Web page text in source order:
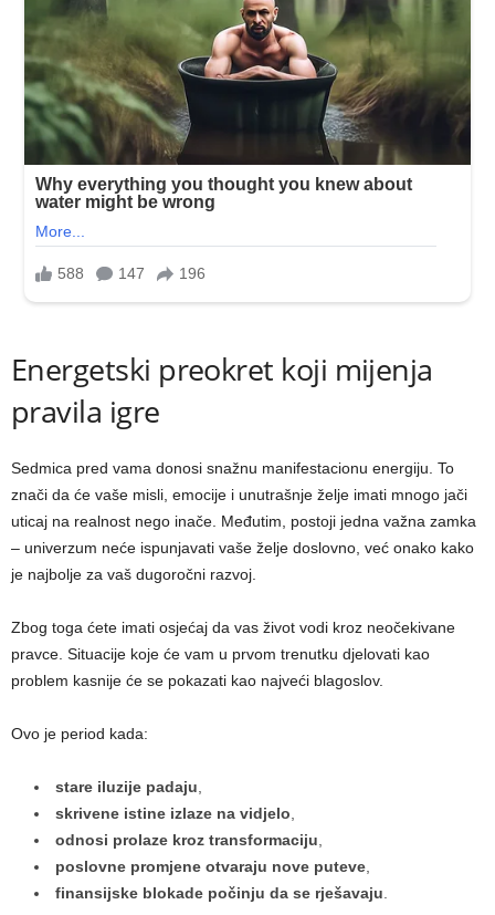
Energetski preokret koji mijenja
pravila igre
Sedmica pred vama donosi snažnu manifestacionu energiju. To
znači da će vaše misli, emocije i unutrašnje želje imati mnogo jači
uticaj na realnost nego inače. Međutim, postoji jedna važna zamka
– univerzum neće ispunjavati vaše želje doslovno, već onako kako
je najbolje za vaš dugoročni razvoj.
Zbog toga ćete imati osjećaj da vas život vodi kroz neočekivane
pravce. Situacije koje će vam u prvom trenutku djelovati kao
problem kasnije će se pokazati kao najveći blagoslov.
Ovo je period kada:
stare iluzije padaju
skrivene istine izlaze na vidjelo
odnosi prolaze kroz transformaciju
poslovne promjene otvaraju nove puteve
finansijske blokade počinju da se rješavaju